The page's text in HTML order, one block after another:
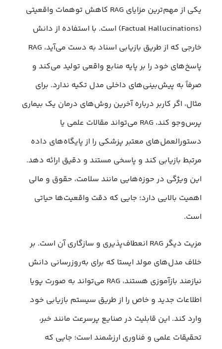
یکی از مهم‌ترین مزایای RAG کاهش توهمات واقعیتی
(Factual Hallucinations) است. با استفاده از دانش
خارجی که از طریق بازیابی اسناد به دست می‌آید، RAG
پاسخ‌های خود را بر پایه منابع واقعی تولید می‌کند و
صرفاً به پیش‌بینی‌های داخلی مدل تکیه ندارد. برای
مثال، اگر کاربر درباره آخرین روش‌های درمان یک بیماری
پرس‌وجو کند، RAG می‌تواند مقالات علمی یا
دستورالعمل‌های معتبر پزشکی را از پایگاه‌های داده
مرتبط بازیابی کند و پاسخی مستند و دقیق ارائه دهد.
این ویژگی در حوزه‌هایی مانند سلامت، حقوق و مالی
اهمیت بالایی دارد؛ جایی که دقت واقعیت‌ها حیاتی
است.
مزیت دیگر RAG انعطاف‌پذیری و سازگاری آن است. بر
خلاف مدل‌های مولد ایستا که برای به‌روزرسانی دانش
نیازمند بازآموزی هستند، RAG می‌تواند به صورت پویا
اطلاعات جدید و خاص را از طریق سیستم بازیابی خود
وارد کند. این قابلیت در صنایع پرسرعت مانند خبر،
تحقیقات علمی و فناوری ارزشمند است؛ جایی که